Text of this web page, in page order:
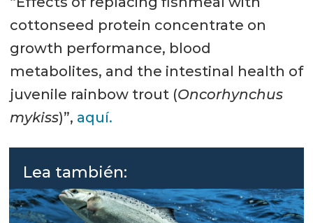
cottonseed protein concentrate on
growth performance, blood
metabolites, and the intestinal health of
juvenile rainbow trout (Oncorhynchus
mykiss)”, aquí.
Lea también: